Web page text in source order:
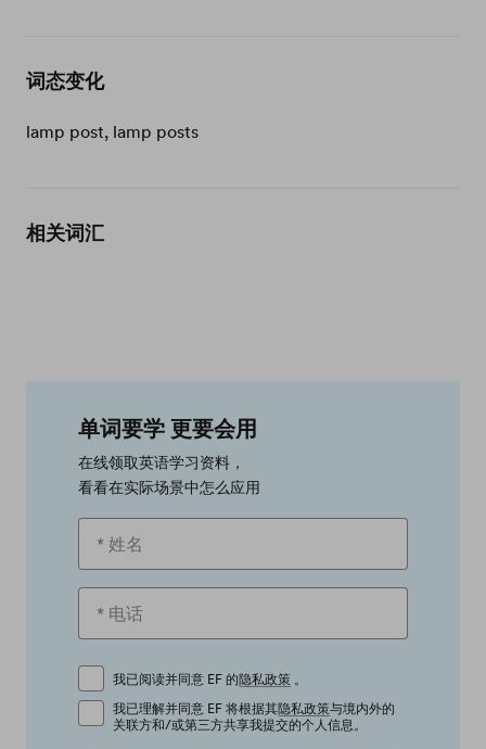
词态变化
lamp post, lamp posts
相关词汇
单词要学 更要会用
在线领取英语学习资料，
看看在实际场景中怎么应用
我已阅读并同意 EF 的隐私政策 。
我已理解并同意 EF 将根据其隐私政策与境内外的
关联方和/或第三方共享我提交的个人信息。